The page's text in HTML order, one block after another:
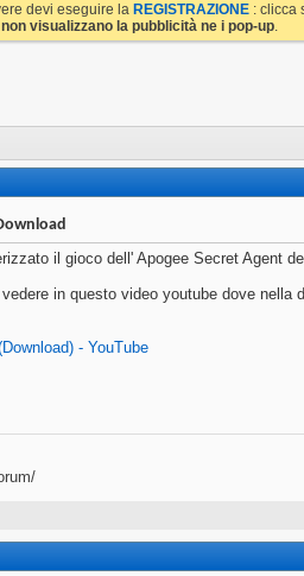
devi eseguire la REGISTRAZIONE : clicca
non visualizzano la pubblicità ne i pop-up.
il gioco dell' Apogee Secret Agent
in questo video youtube dove
- YouTube